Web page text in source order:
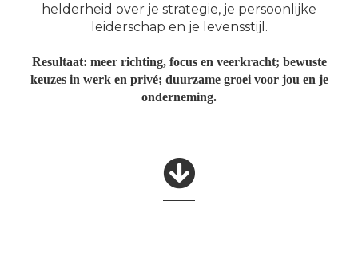
helderheid over je strategie, je persoonlijke
leiderschap en je levensstijl.
Resultaat: meer richting, focus en veerkracht; bewuste
keuzes in werk en privé; duurzame groei voor jou en je
onderneming.